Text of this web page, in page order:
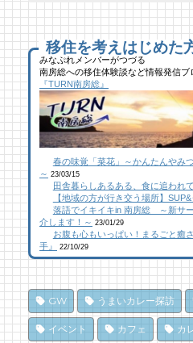
夏を先取り！プ
南房総市千倉
49 views|by
館山にオープン！
作り工房
22 views
|by な
【コラボ】ジビ
おさかなセンタ
22 views|byな
南房総こんな素敵
18 views|by
乗馬初心者の私
た！ 乗馬体験レポ
13 views|byな
夏を先取り！プ
南房総市千倉
193 views |by
ブルーベリー狩り
農園 庄兵衛」千
109 views
|by
館山にオープン
作り工房
106 views|byな
南房総こんな素敵
99 views|by
【コラボ】ジビ
おさかなセンタ
83 views|byな
海遊び＆キャン
すすめキャンプ
40,693 views|by
似顔絵ケーキに感
「プチ アンジュ
17,148 views| by
南房総パン屋め
橋本屋製パン店
12,846 views|by
南房総こんな素敵
12,019 views|by
南房総の海を食
「ところてん小
10,862 views|by
移住を考えはじめた
みなぷれメンバーがつづる
南房総への移住体験談など情報発信ブ
『TURN南房総』
春の味覚「菜花」～かんたんやみ
～ 23/03/15
田舎暮らしあるある、食に追われ
【地域の方が行き交う場所】
落語でイキイキin 南房総 ～新サ
介します！～ 23/01/29
お腹も心もいっぱい！まるごと癒
手』
22/10/29
GW うまいカレー探訪
イベント カフェ カ